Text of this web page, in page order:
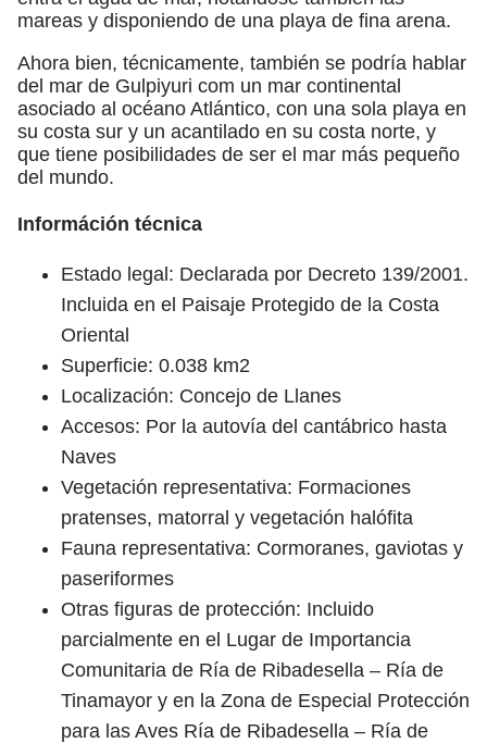
mareas y disponiendo de una playa de fina arena.
Ahora bien, técnicamente, también se podría hablar
del mar de Gulpiyuri com un mar continental
asociado al océano Atlántico, con una sola playa en
su costa sur y un acantilado en su costa norte, y
que tiene posibilidades de ser el mar más pequeño
del mundo.
Információn técnica
Estado legal: Declarada por Decreto 139/2001.
Incluida en el Paisaje Protegido de la Costa
Oriental
Superficie: 0.038 km2
Localización: Concejo de Llanes
Accesos: Por la autovía del cantábrico hasta
Naves
Vegetación representativa: Formaciones
pratenses, matorral y vegetación halófita
Fauna representativa: Cormoranes, gaviotas y
paseriformes
Otras figuras de protección: Incluido
parcialmente en el Lugar de Importancia
Comunitaria de Ría de Ribadesella – Ría de
Tinamayor y en la Zona de Especial Protección
para las Aves Ría de Ribadesella – Ría de